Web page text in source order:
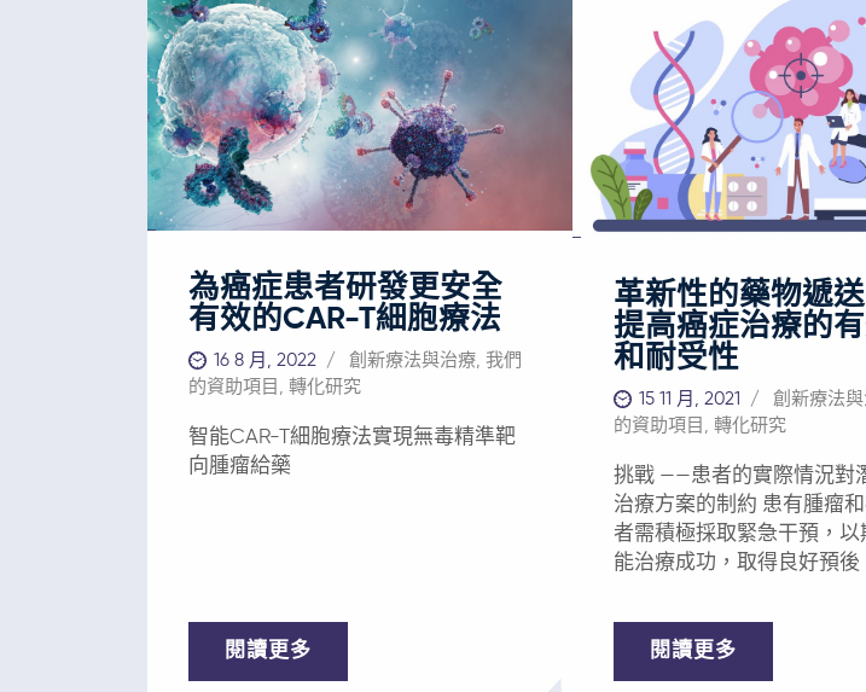
為癌症患者研發更安全
有效的CAR-T細胞療法
16 8 月, 2022 創新療法與治療, 我們
的資助項目 , 轉化研究
智能CAR-T細胞療法實現無毒精準靶
向腫瘤給藥
閱讀更多
革新性的藥物遞
提高癌症治療的
和耐受性
15 11 月, 2021 創新療法
的資助項目 , 轉化研究
挑戰 ——患者的實際情況對
治療方案的制約 患有腫瘤和癌症的患
者需積極採取緊急干預，以
能治療成功，取得良好預後
治療決策複雜化，並且可能
治療產生的毒副作用。 年長患者、免
疫缺陷患者及難治性患者亦
閱讀更多